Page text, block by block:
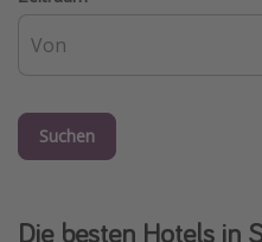
Suchen
Die besten Hotels in